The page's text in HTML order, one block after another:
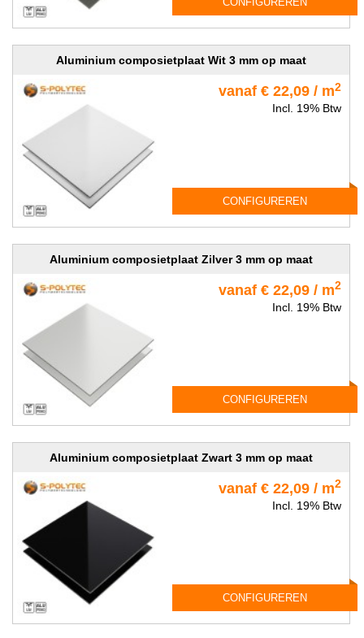
Aluminium composietplaat Wit 3 mm op maat
vanaf € 22,09 / m2
Incl. 19% Btw
CONFIGUREREN
Aluminium composietplaat Zilver 3 mm op maat
vanaf € 22,09 / m2
Incl. 19% Btw
CONFIGUREREN
Aluminium composietplaat Zwart 3 mm op maat
vanaf € 22,09 / m2
Incl. 19% Btw
CONFIGUREREN